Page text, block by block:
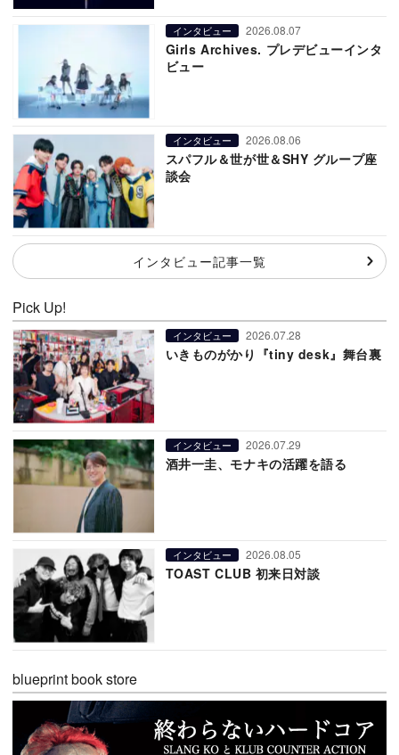
インタビュー 2026.08.07
Girls Archives. プレデビューインタ
ビュー
インタビュー 2026.08.06
スパフル＆世が世＆SHY グループ座
談会
インタビュー記事一覧
Pick Up!
インタビュー 2026.07.28
いきものがかり『tiny desk』舞台裏
インタビュー 2026.07.29
酒井一圭、モナキの活躍を語る
インタビュー 2026.08.05
TOAST CLUB 初来日対談
blueprint book store